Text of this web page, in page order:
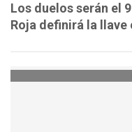
Los duelos serán el
Roja definirá la llave